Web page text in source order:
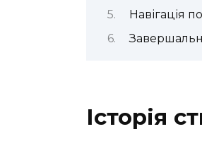
Навігація
Історія